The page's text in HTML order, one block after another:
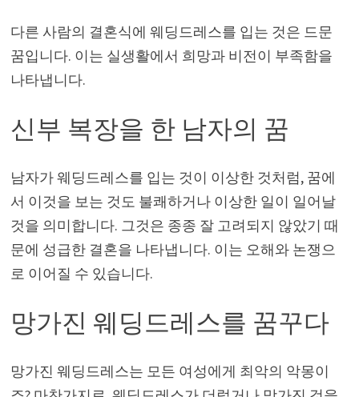
다른 사람의 결혼식에 웨딩드레스를 입는 것은 드문
꿈입니다. 이는 실생활에서 희망과 비전이 부족함을
나타냅니다.
신부 복장을 한 남자의 꿈
남자가 웨딩드레스를 입는 것이 이상한 것처럼, 꿈에
서 이것을 보는 것도 불쾌하거나 이상한 일이 일어날
것을 의미합니다. 그것은 종종 잘 고려되지 않았기 때
문에 성급한 결혼을 나타냅니다. 이는 오해와 논쟁으
로 이어질 수 있습니다.
망가진 웨딩드레스를 꿈꾸다
망가진 웨딩드레스는 모든 여성에게 최악의 악몽이